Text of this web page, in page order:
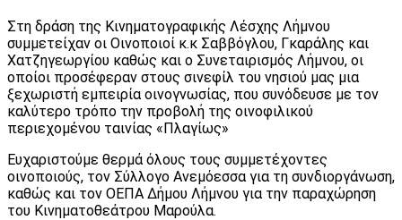
Στη δράση της Κινηματογραφικής Λέσχης Λήμνου
συμμετείχαν οι Οινοποιοί κ.κ Σαββόγλου, Γκαράλης και
Χατζηγεωργίου καθώς και ο Συνεταιρισμός Λήμνου, οι
οποίοι προσέφεραν στους σινεφίλ του νησιού μας μια
ξεχωριστή εμπειρία οινογνωσίας, που συνόδευσε με τον
καλύτερο τρόπο την προβολή της οινοφιλικού
περιεχομένου ταινίας «Πλαγίως»
Ευχαριστούμε θερμά όλους τους συμμετέχοντες
οινοποιούς, τον Σύλλογο Ανεμόεσσα για τη συνδιοργάνωση,
καθώς και τον ΟΕΠΑ Δήμου Λήμνου για την παραχώρηση
του Κινηματοθεάτρου Μαρούλα.